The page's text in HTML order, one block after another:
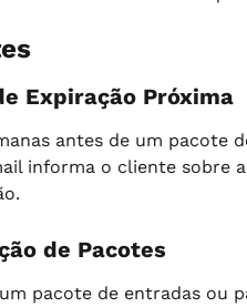
Expiração Próxima
antes de um pacote
informa o cliente sobre
de Pacotes
pacote de entradas ou